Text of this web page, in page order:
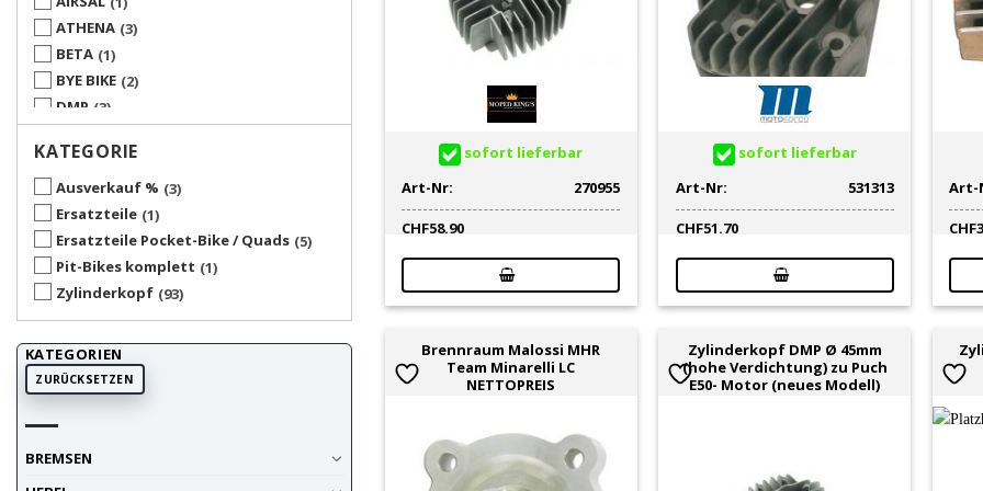
ATHENA 3
BETA 1
BYE BIKE 2
DMP
3
KIESLER 2
KREIDLER 2
MOPED KINGS
MOTOFORCE
4
MOTORI MINARELLI 1
OLYMPIA 3
PEUGEOT 2
PIAGGIO 1
PUCH 4
SACHS 3
SOLEX
KATEGORIE
Ausverkauf % 3
Ersatzteile 1
Ersatzteile Pocket-Bike / Quads 5
Pit-Bikes komplett 1
Zylinderkopf 93
KATEGORIEN
ZURÜCKSETZEN
BREMSEN
sofort lieferbar
Art-Nr:
270955
CHF58.90
sofort lieferbar
Art-Nr:
531313
CHF51.70
Art-
CHF
Brennraum Malossi MHR
Team Minarelli LC
NETTOPREIS
Zylinderkopf DMP Ø 45mm
(hohe Verdichtung) zu Puch
E50- Motor (neues Modell)